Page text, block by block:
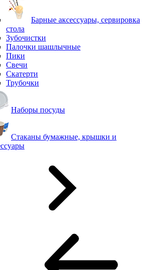
Барные аксессуары, сервировка
стола
Зубочистки
Палочки шашлычные
Пики
Свечи
Скатерти
Трубочки
Наборы посуды
Стаканы бумажные, крышки и